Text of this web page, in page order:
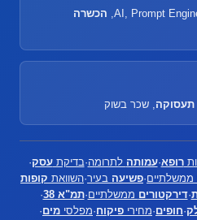
הכשרה
תעסוקה , שכר בשוק
רופא·עמותה לתרומה·בדיקתעסק·
ממשלתיים·פשיעה בעיר·השוואת קופות
·דירקטורים ממשלתיים·תמ"א 38
·
·חופים·מחירי פיקוח·מפלסי מים·